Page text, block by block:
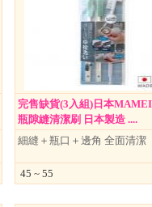
完售缺貨(3入組)日本
瓶隙縫清潔刷 日本製造 ....
細縫＋瓶口＋邊角 全面清潔
45 ~ 55